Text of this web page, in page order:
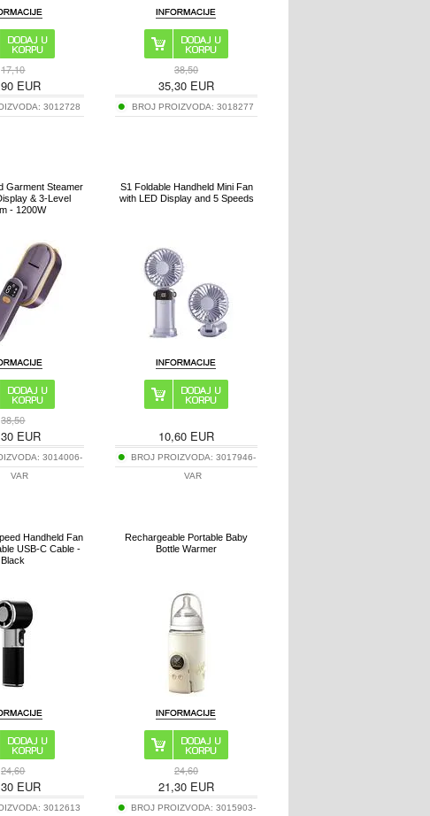
17,10
EUR
3012728
38,50
35,30 EUR
BROJ PROIZVODA:3018277
Garment Steamer
& 3-Level
- 1200W
38,50
EUR
3014006-
VAR
S1 Foldable Handheld Mini Fan
with LED Display and 5 Speeds
10,60 EUR
BROJ PROIZVODA: 3017946-
VAR
Handheld Fan
USB-C Cable -
Black
24,60
EUR
3012613
Rechargeable Portable Baby
Bottle Warmer
24,60
21,30 EUR
BROJ PROIZVODA: 3015903-